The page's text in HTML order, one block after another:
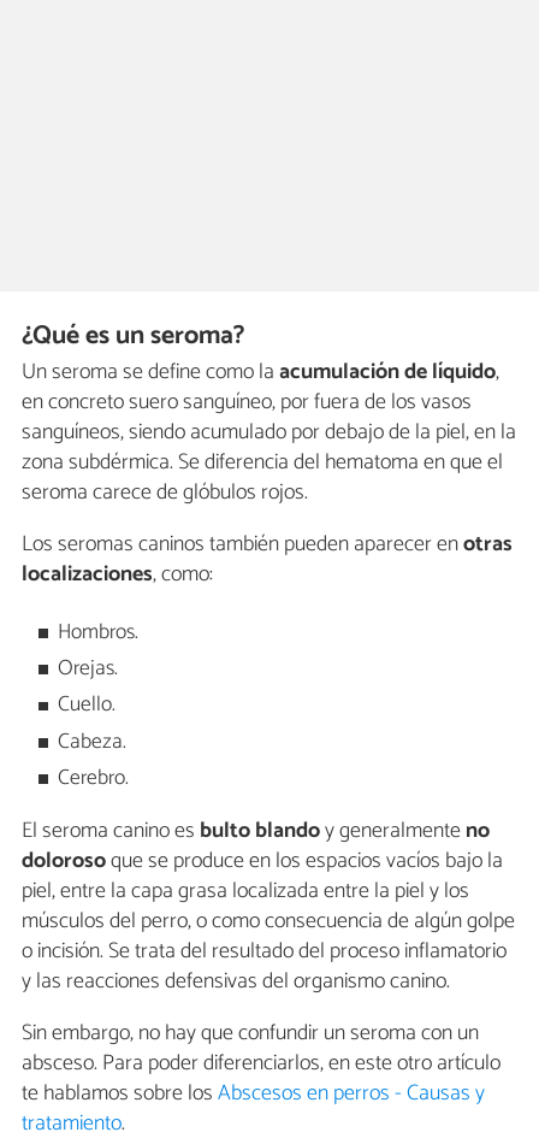
¿Qué es un seroma?
Un seroma se define como laacumulación de líquido,
en concreto suero sanguíneo, por fuera de los vasos
sanguíneos, siendo acumulado por debajo de la piel, en la
zona subdérmica. Se diferencia del hematoma en que el
seroma carece de glóbulos rojos.
Los seromas caninos también pueden aparecer enotras
localizaciones, como:
Hombros.
Orejas.
Cuello.
Cabeza.
Cerebro.
El seroma canino es bulto blandoy generalmenteno
dolorosoque se produce en los espacios vacíos bajo la
piel, entre la capa grasa localizada entre la piel y los
músculos del perro, o como consecuencia de algún golpe
o incisión. Se trata del resultado del proceso inflamatorio
y las reacciones defensivas del organismo canino.
Sin embargo, no hay que confundir un seroma con un
absceso. Para poder diferenciarlos, en este otro artículo
te hablamos sobre losAbscesos en perros - Causas y
tratamiento.